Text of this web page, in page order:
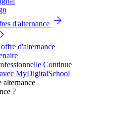
d'alternance
d'alternance
Continue
MyDigitalSchool
?